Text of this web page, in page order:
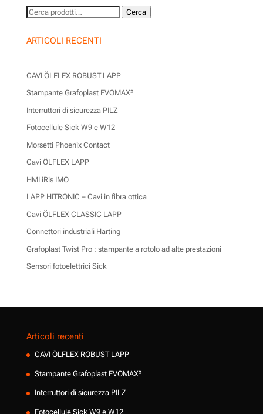
Cerca: Cerca
ARTICOLI RECENTI
CAVI ÖLFLEX ROBUST LAPP
Stampante Grafoplast EVOMAX²
Interruttori di sicurezza PILZ
Fotocellule Sick W9 e W12
Morsetti Phoenix Contact
Cavi ÖLFLEX LAPP
HMI iRis IMO
LAPP HITRONIC – Cavi in fibra ottica
Cavi ÖLFLEX CLASSIC LAPP
Connettori industriali Harting
Grafoplast Twist Pro : stampante a rotolo ad alte prestazioni
Sensori fotoelettrici Sick
Articoli recenti
CAVI ÖLFLEX ROBUST LAPP
Stampante Grafoplast EVOMAX²
Interruttori di sicurezza PILZ
Fotocellule Sick W9 e W12